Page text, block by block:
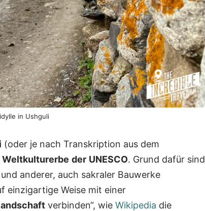
in Ushguli
(oder je nach Transkription aus dem
Weltkulturerbe der UNESCO. Grund dafür sind
anderer, auch sakraler Bauwerke
einzigartige Weise mit einer
verbinden“, wie Wikipedia die